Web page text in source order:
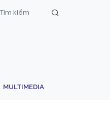
MULTIMEDIA